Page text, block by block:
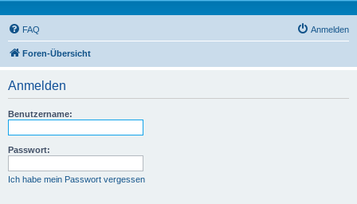
FAQ Anmelden
Foren-Übersicht
Anmelden
Benutzername:
Passwort:
Ich habe mein Passwort vergessen